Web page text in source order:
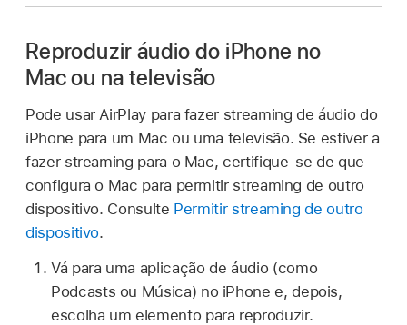
Reproduzir áudio do iPhone no
Mac ou na televisão
Pode usar AirPlay para fazer streaming de áudio do
iPhone para um Mac ou uma televisão. Se estiver a
fazer streaming para o Mac, certifique-se de que
configura o Mac para permitir streaming de outro
dispositivo. Consulte Permitir streaming de outro
dispositivo.
Vá para uma aplicação de áudio (como
Podcasts ou Música) no iPhone e, depois,
escolha um elemento para reproduzir.